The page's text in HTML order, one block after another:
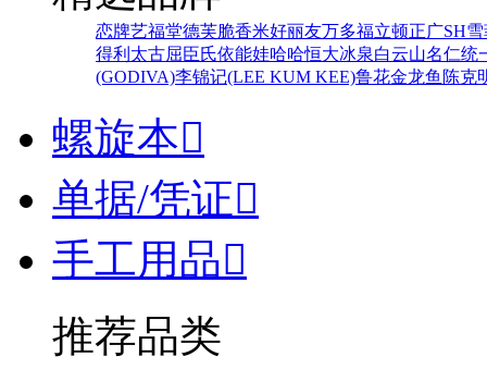
恋牌艺福堂德芙脆香米好丽友万多福立顿正广SH
得利 太古屈臣氏依能娃哈哈恒大冰泉白云山名仁统
(GODIVA)李锦记(LEE KUM KEE)鲁花金龙鱼 陈克
螺旋本
单据/凭证
手工用品
推荐品类